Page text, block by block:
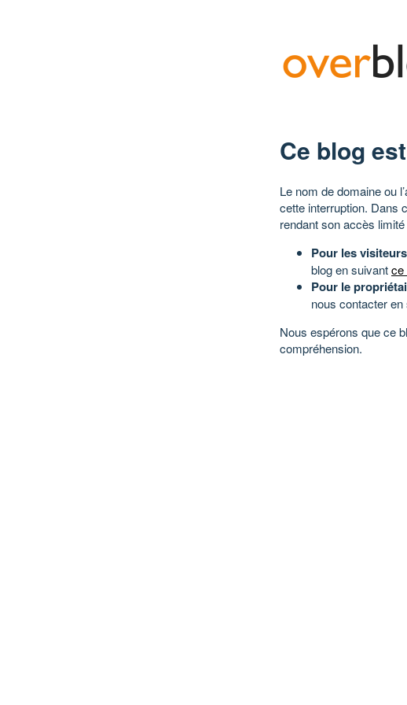
Ce blog
Le nom de domaine ou
cette interruption. Dans
rendant son accès
Pour les visiteurs
blog en suivantce
Pour le
nous contacter en
Nous espérons que ce
compréhension.